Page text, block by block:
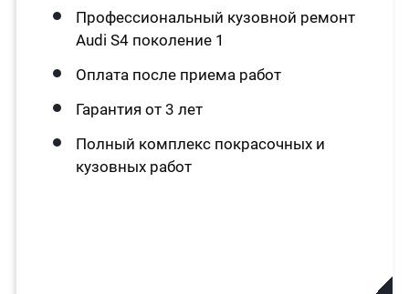
Профессиональный кузовной ремонт
Audi S4 поколение 1
Оплата после приема работ
Гарантия от 3 лет
Полный комплекс покрасочных и
кузовных работ